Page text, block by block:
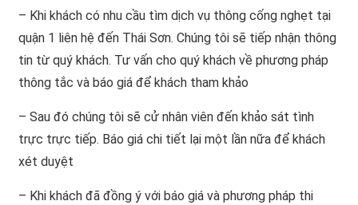
– Khi khách có nhu cầu tìm dịch vụ thông cống nghẹt tại
quận 1 liên hệ đến Thái Sơn. Chúng tôi sẽ tiếp nhận thông
tin từ quý khách. Tư vấn cho quý khách về phương pháp
thông tắc và báo giá để khách tham khảo
– Sau đó chúng tôi sẽ cử nhân viên đến khảo sát tình
trực trực tiếp. Báo giá chi tiết lại một lần nữa để khách
xét duyệt
– Khi khách đã đồng ý với báo giá và phương pháp thi